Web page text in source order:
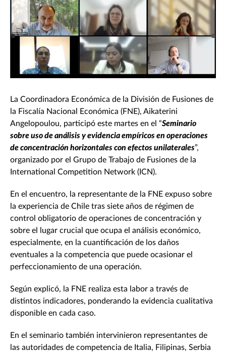
La Coordinadora Económica de la División de Fusiones de
la Fiscalía Nacional Económica (FNE), Aikaterini
Angelopoulou, participó este martes en el “Seminario
sobre uso de análisis y evidencia empíricos en operaciones
de concentración horizontales con efectos unilaterales”,
organizado por el Grupo de Trabajo de Fusiones de la
International Competition Network (ICN).
En el encuentro, la representante de la FNE expuso sobre
la experiencia de Chile tras siete años de régimen de
control obligatorio de operaciones de concentración y
sobre el lugar crucial que ocupa el análisis económico,
especialmente, en la cuantificación de los daños
eventuales a la competencia que puede ocasionar el
perfeccionamiento de una operación.
Según explicó, la FNE realiza esta labor a través de
distintos indicadores, ponderando la evidencia cualitativa
disponible en cada caso.
En el seminario también intervinieron representantes de
las autoridades de competencia de Italia, Filipinas, Serbia